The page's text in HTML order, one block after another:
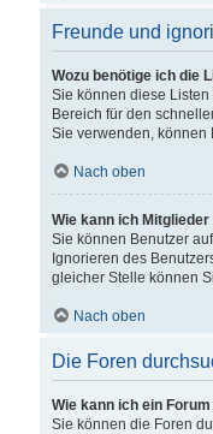
Freunde und
Wozu benötige ich die
Sie können diese
Bereich für den
Sie verwenden, können
Nach oben
Wie kann ich
Sie können Benutzer
Ignorieren des
gleicher Stelle können
Nach oben
Die Foren
Wie kann ich ein
Sie können die Foren